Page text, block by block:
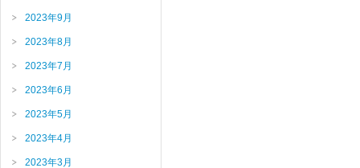
2023年9月
2023年8月
2023年7月
2023年6月
2023年5月
2023年4月
2023年3月